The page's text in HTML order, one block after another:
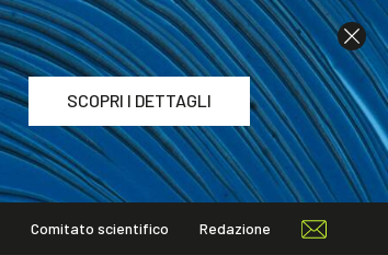
SCOPRI I DETTAGLI
Comitato scientifico Redazione